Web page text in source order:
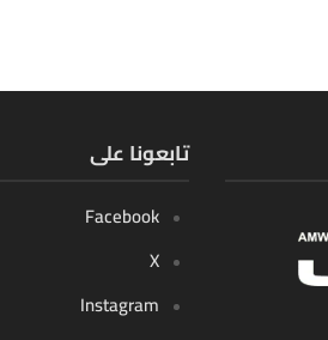
تابعونا على
Facebook
X
Instagram